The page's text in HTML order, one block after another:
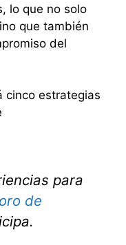
lo que no solo
que también
del
cinco estrategias
para
de